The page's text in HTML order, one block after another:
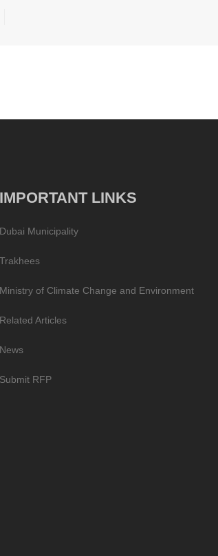
IMPORTANT LINKS
Dubai Municipality
Trakhees
Ministry of Climate Change and Environment
Related Articles
News
Submit RFP